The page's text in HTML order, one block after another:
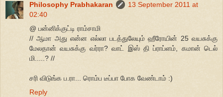
Philosophy Prabhakaran
13 September 2011 at
02:40
@ பன்னிக்குட்டி ராம்சாமி
// ஆமா அது என்ன எல்லா படத்துலேயும் ஹீரோயின் 25 வயசுக்கு
மேலதான் வயசுக்கு வர்ரா? வாட் இஸ் தி ப்ராப்ளம், கமான் டெல்
மி.....? //
சரி விடுங்க ப.ரா... ரொம்ப டீப்பா போக வேண்டாம் :)
Reply